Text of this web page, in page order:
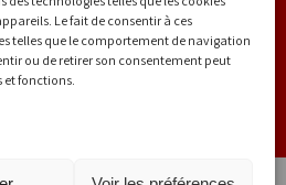
Le fait de consentir à ces
telles que le comportement de navigation
ou de retirer son consentement peut
et fonctions.